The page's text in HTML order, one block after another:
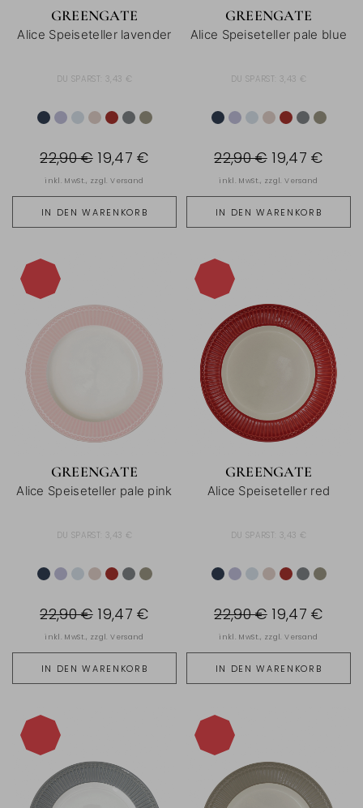
GREENGATE
Alice Speiseteller lavender
DU SPARST: 3,43 €
IN DEN WARENKORB
22,90 € 19,47 €
inkl. MwSt., zzgl.Versand
GREENGATE
Alice Speiseteller pale blue
DU SPARST: 3,43 €
IN DEN WARENKORB
22,90 € 19,47 €
inkl. MwSt., zzgl.Versand
GREENGATE
Alice Speiseteller pale pink
DU SPARST: 3,43 €
IN DEN WARENKORB
22,90 € 19,47 €
inkl. MwSt., zzgl.Versand
GREENGATE
Alice Speiseteller red
DU SPARST: 3,43 €
IN DEN WARENKORB
22,90 € 19,47 €
inkl. MwSt., zzgl.Versand